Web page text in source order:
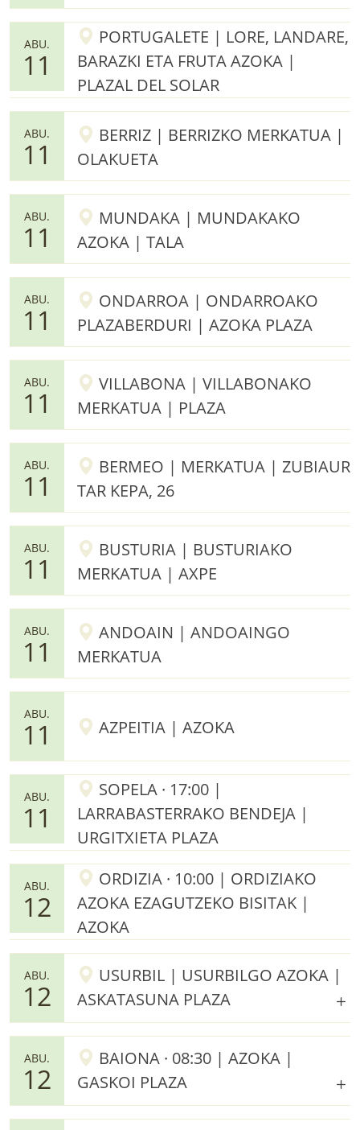
ABU.
11
PORTUGALETE | LORE, LANDARE,
BARAZKI ETA FRUTA AZOKA |
PLAZAL DEL SOLAR
ABU.
11
BERRIZ | BERRIZKO MERKATUA |
OLAKUETA
ABU.
11
MUNDAKA | MUNDAKAKO
AZOKA | TALA
ABU.
11
ONDARROA | ONDARROAKO
PLAZABERDURI | AZOKA PLAZA
ABU.
11
VILLABONA | VILLABONAKO
MERKATUA | PLAZA
ABU.
11
BERMEO | MERKATUA | ZUBIAUR
TAR KEPA, 26
ABU.
11
BUSTURIA | BUSTURIAKO
MERKATUA | AXPE
ABU.
11
ANDOAIN | ANDOAINGO
MERKATUA
ABU.
11 AZPEITIA | AZOKA
ABU.
11
SOPELA · 17:00 |
LARRABASTERRAKO BENDEJA |
URGITXIETA PLAZA
ABU.
12
ORDIZIA · 10:00 | ORDIZIAKO
AZOKA EZAGUTZEKO BISITAK |
AZOKA
ABU.
12
USURBIL | USURBILGO AZOKA |
ASKATASUNA PLAZA
ABU.
12
BAIONA · 08:30 | AZOKA |
GASKOI PLAZA